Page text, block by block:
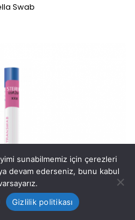
Swab
sunabilmemiz için çerezleri
devam ederseniz, bunu kabul
Gizlilik politikası